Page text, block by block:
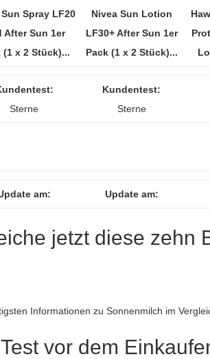
Spray LF20
After Sun 1er
(1 x 2 Stück)...
Nivea Sun Lotion
LF30+ After Sun 1er
Pack (1 x 2 Stück)...
Sterne
Kundentest:
Sterne
am: Update am:
jetzt diese zehn
Informationen zu Sonnenmilch im
vor dem